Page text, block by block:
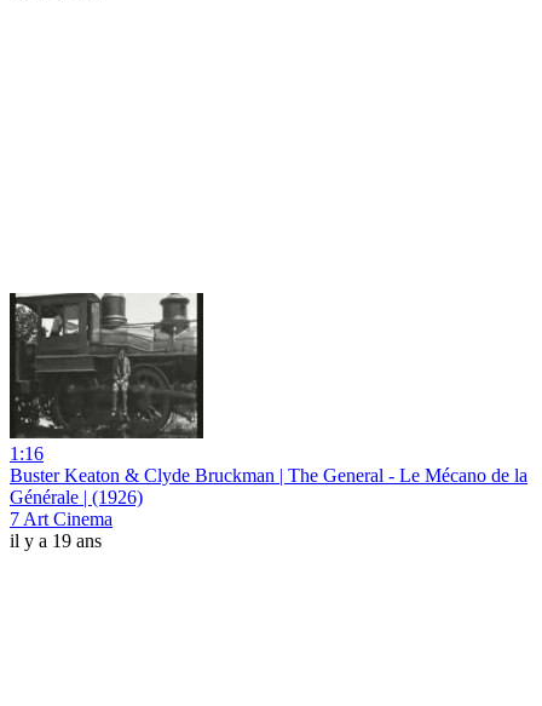
1:16
Buster Keaton & Clyde Bruckman | The General - Le Mécano de la
Générale | (1926)
7 Art Cinema
il y a 19 ans